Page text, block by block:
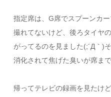
指定席は、G席でスプーンカ
撮れてないけど、後ろタイヤ
がってるのを見ました(;´Д｀)
消化されて焦げた臭いが席ま
帰ってテレビの録画を見たけ